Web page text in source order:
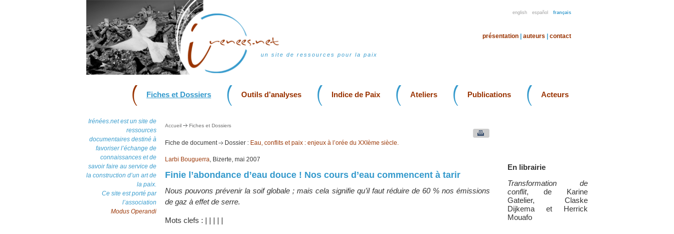
english español français
un site de ressources pour la paix
présentation auteurs contact
Fiches et Dossiers Outils d’analyses Indice de Paix Ateliers Publications Acteurs
Irénées.net est un site de
ressources
documentaires destiné à
favoriser l’échange de
connaissances et de
savoir faire au service de
la construction d’un art de
la paix.
Ce site est porté par
l’association
Modus Operandi
En librairie
Transformation de
conflit, de Karine
Gatelier, Claske
Dijkema et Herrick
Mouafo
Accueil Fiches et Dossiers
Fiche de document Dossier : Eau, conflits et paix : enjeux à l’orée du XXIème siècle.
Larbi Bouguerra, Bizerte, mai 2007
Finie l’abondance d’eau douce ! Nos cours d’eau commencent à tarir
Nous pouvons prévenir la soif globale ; mais cela signifie qu’il faut réduire de 60 % nos émissions
de gaz à effet de serre.
Mots clefs : | | | | |